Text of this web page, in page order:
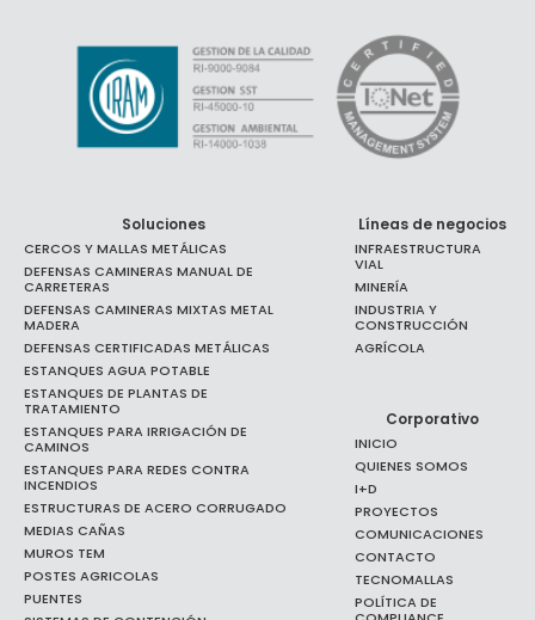
Soluciones
CERCOS Y MALLAS METÁLICAS
DEFENSAS CAMINERAS MANUAL DE
CARRETERAS
DEFENSAS CAMINERAS MIXTAS METAL
MADERA
DEFENSAS CERTIFICADAS METÁLICAS
ESTANQUES AGUA POTABLE
ESTANQUES DE PLANTAS DE
TRATAMIENTO
ESTANQUES PARA IRRIGACIÓN DE
CAMINOS
ESTANQUES PARA REDES CONTRA
INCENDIOS
ESTRUCTURAS DE ACERO CORRUGADO
MEDIAS CAÑAS
MUROS TEM
POSTES AGRICOLAS
PUENTES
Líneas de negocios
INFRAESTRUCTURA
VIAL
MINERÍA
INDUSTRIA Y
CONSTRUCCIÓN
AGRÍCOLA
Corporativo
INICIO
QUIENES SOMOS
I+D
PROYECTOS
COMUNICACIONES
CONTACTO
TECNOMALLAS
POLÍTICA DE